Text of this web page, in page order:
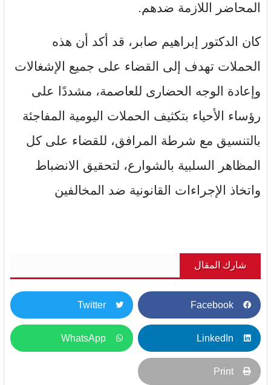
المحاضر اللازمة ضدهم.
كان الدكتور إبراهيم صابر، قد أكد أن هذه
الحملات تهدف إلى القضاء على جميع الإشغالات
وإعادة الوجه الحضارى للعاصمة، مشددًا على
رؤساء الأحياء بتكثيف الحملات اليومية المفاجئة
بالتنسيق مع شرطة المرافق، للقضاء على كل
المظاهر السلبية بالشوارع، لتحقيق الانضباط
واتخاذ الإجراءات القانونية ضد المخالفين
شارك المقال
Facebook
Twitter
LinkedIn
WhatsApp
Print